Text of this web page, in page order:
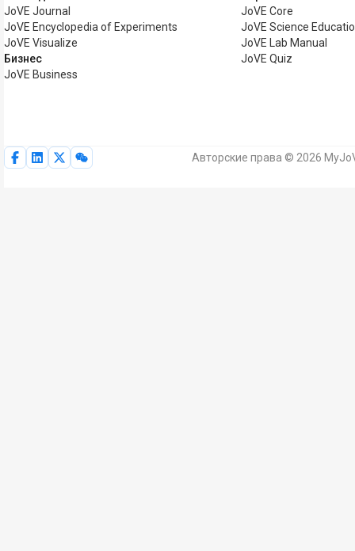
JoVE Journal
JoVE Encyclopedia of Experiments
JoVE Visualize
Бизнес
JoVE Business
JoVE Core
JoVE Science
JoVE Lab Manual
JoVE Quiz
Авторские права © 2026